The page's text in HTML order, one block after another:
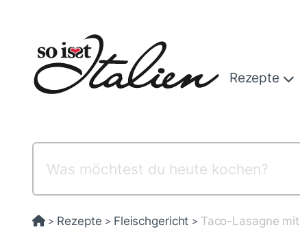
Rezepte
> Rezepte > Fleischgericht > Taco-Lasagne